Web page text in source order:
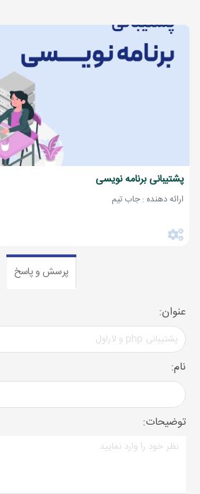
پشتیبانی برنامه نویسی
ارائه دهنده : جاب تیم
پرسش و پاسخ
عنوان:
نام:
توضیحات: